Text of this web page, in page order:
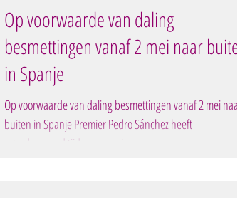
Op voorwaarde van daling
besmettingen vanaf 2 mei naar buiten
in Spanje
Op voorwaarde van daling besmettingen vanaf 2 mei naar
buiten in Spanje Premier Pedro Sánchez heeft
zaterdagavond tijdens een nieuwe...